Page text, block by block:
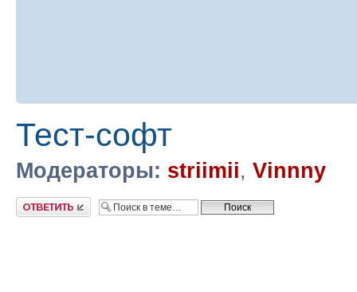
Тест-софт
Модераторы: striimii, Vinnny
Ответить